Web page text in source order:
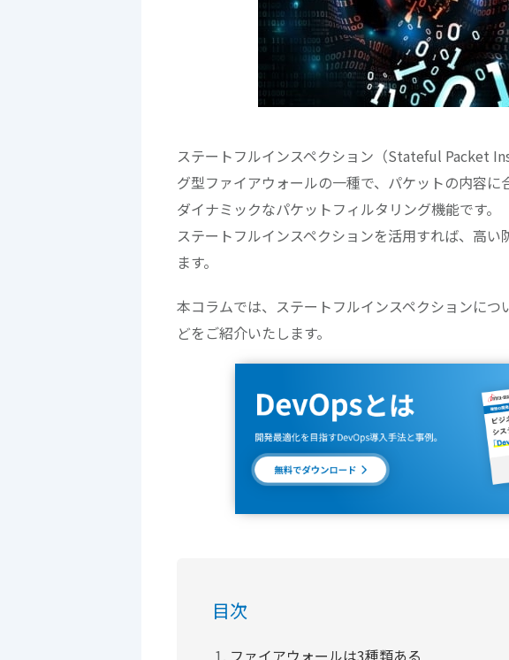
ステートフルインスペクション（Stateful Packet
グ型ファイアウォールの一種で、パケットの内容
ダイナミックなパケットフィルタリング機能です。
ステートフルインスペクションを活用すれば、高
ます。
本コラムでは、ステートフルインスペクションに
どをご紹介いたします。
目次
ファイアウォールは3種類ある